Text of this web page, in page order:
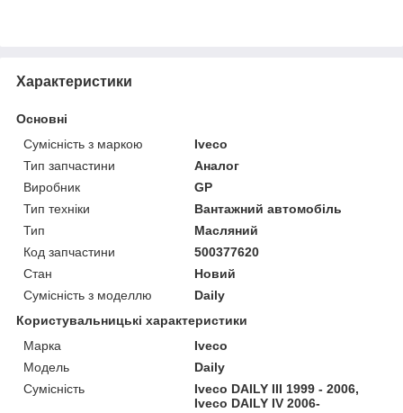
Характеристики
Основні
Сумісність з маркою
Iveco
Тип запчастини
Аналог
Виробник
GP
Тип техніки
Вантажний автомобіль
Тип
Масляний
Код запчастини
500377620
Стан
Новий
Сумісність з моделлю
Daily
Користувальницькі характеристики
Марка
Iveco
Модель
Daily
Сумісність
Iveco DAILY III 1999 - 2006,
Iveco DAILY IV 2006-